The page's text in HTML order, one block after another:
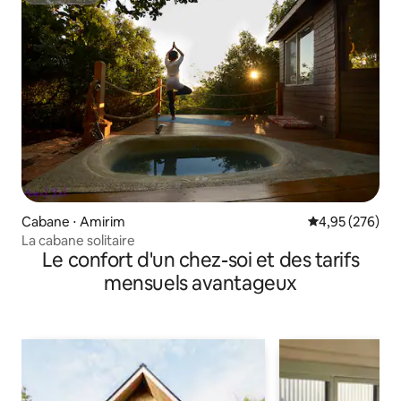
Cabane ⋅ Amirim Évaluation
4,95 (276)
La cabane solitaire
Le confort d'un chez-soi et des tarifs
mensuels avantageux